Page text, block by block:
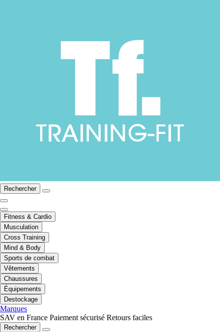
Rechercher
Fitness & Cardio
Musculation
Cross Training
Mind & Body
Sports de combat
Vêtements
Chaussures
Équipements
Destockage
Marques
SAV en France Paiement sécurisé Retours faciles
Rechercher